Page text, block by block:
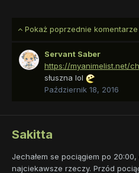
Pokaż poprzednie komentarze
Servant Saber
https://myanimelist.net/
słuszna lol
Październik 18, 2016
Sakitta
Jechałem se pociągiem po
najciekawsze rzeczy. Przód